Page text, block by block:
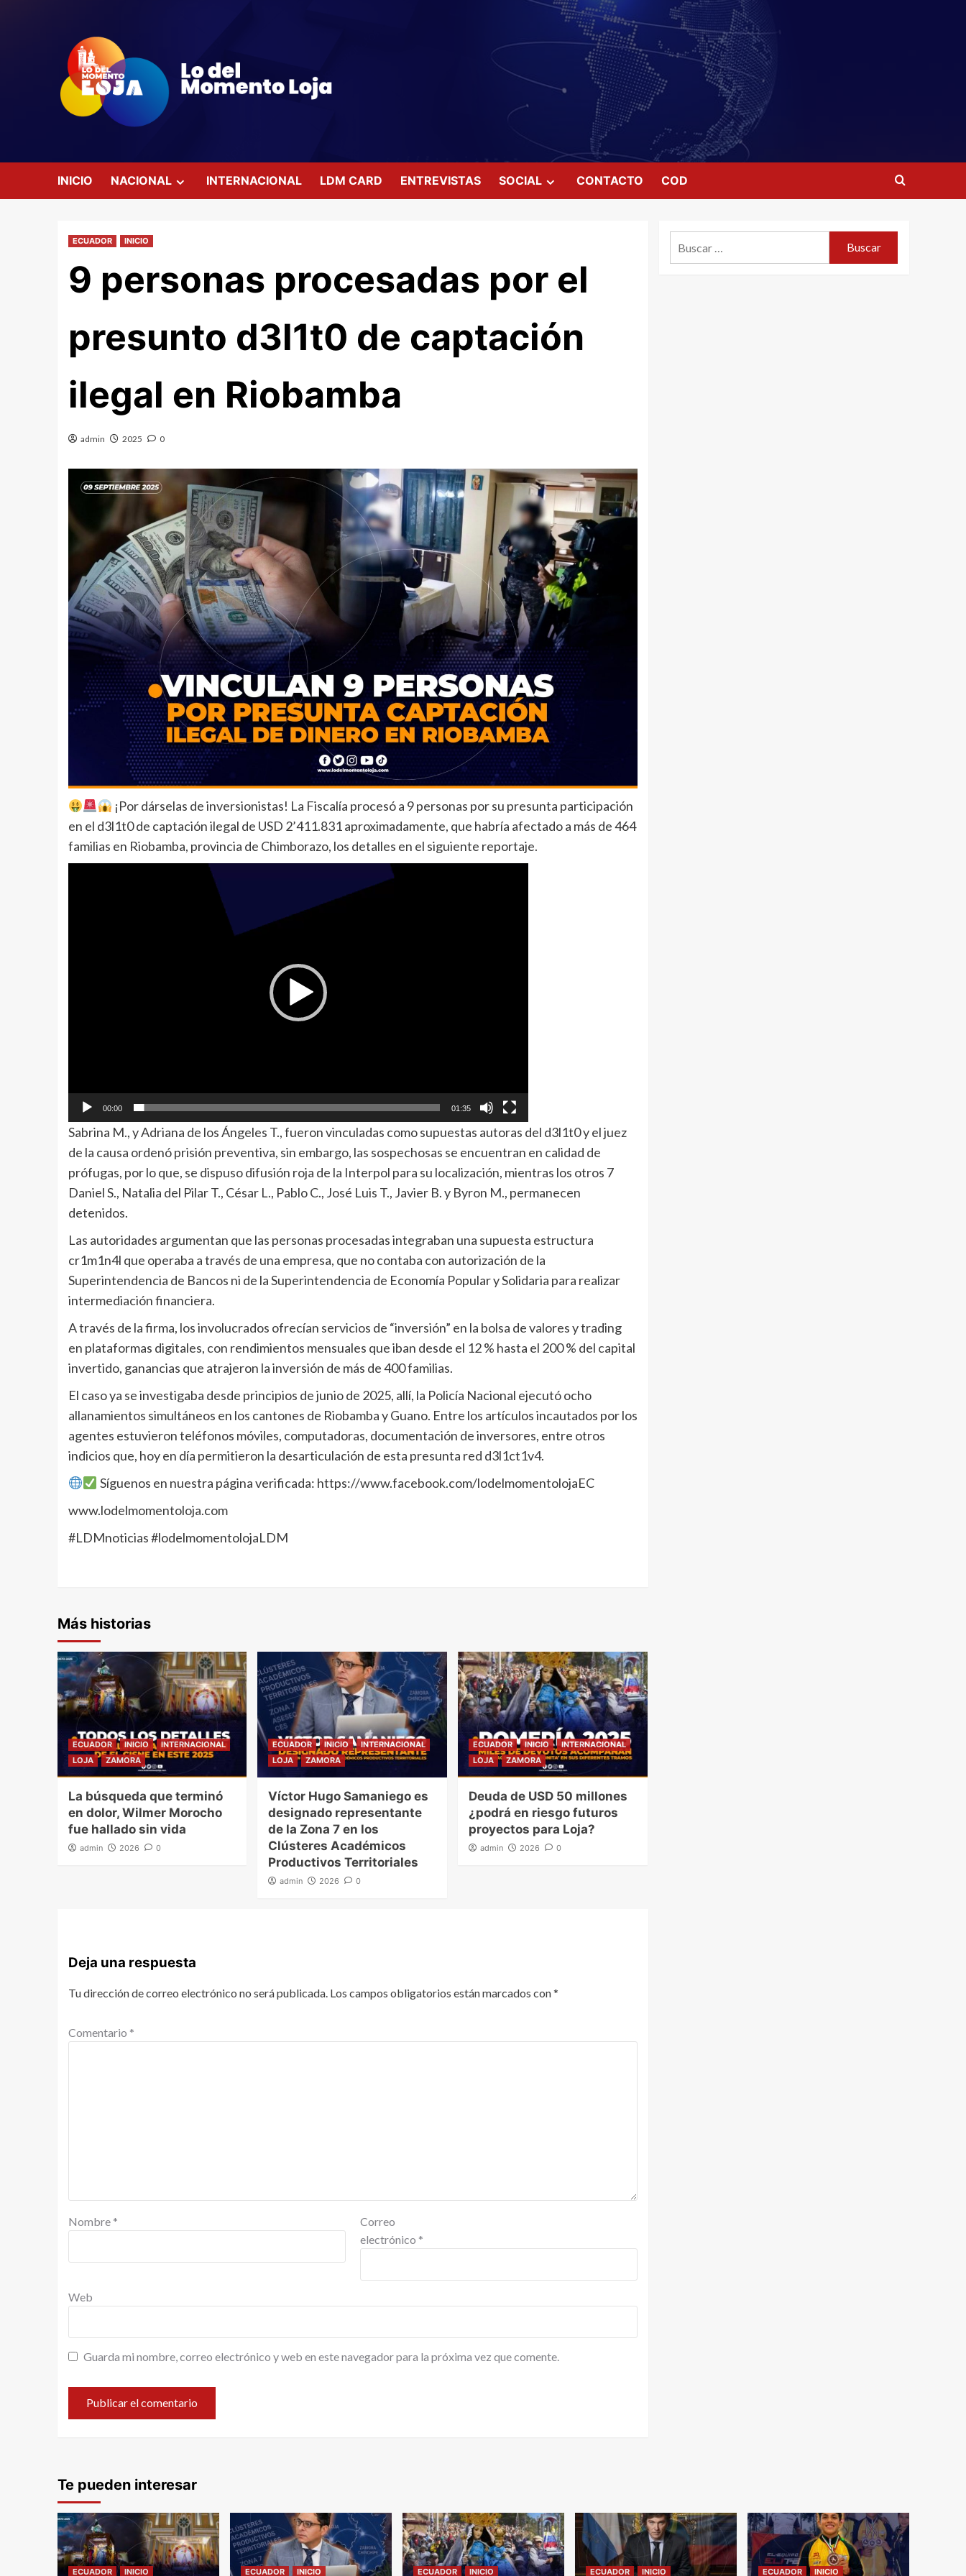
INICIO NACIONAL INTERNACIONAL LDM CARD ENTREVISTAS SOCIAL CONTACTO COD
ECUADOR INICIO
9 personas procesadas por el
presunto d3l1t0 de captación
ilegal en Riobamba
admin 2025 0
¡Por dárselas de inversionistas! La Fiscalía procesó a 9 personas por su presunta participación
en el d3l1t0 de captación ilegal de USD 2’411.831 aproximadamente, que habría afectado a más de 464
familias en Riobamba, provincia de Chimborazo, los detalles en el siguiente reportaje.
00:00 01:35
Sabrina M., y Adriana de los Ángeles T., fueron vinculadas como supuestas autoras del d3l1t0 y el juez
de la causa ordenó prisión preventiva, sin embargo, las sospechosas se encuentran en calidad de
prófugas, por lo que, se dispuso difusión roja de la Interpol para su localización, mientras los otros 7
Daniel S., Natalia del Pilar T., César L., Pablo C., José Luis T., Javier B. y Byron M., permanecen
detenidos.
Las autoridades argumentan que las personas procesadas integraban una supuesta estructura
cr1m1n4l que operaba a través de una empresa, que no contaba con autorización de la
Superintendencia de Bancos ni de la Superintendencia de Economía Popular y Solidaria para realizar
intermediación financiera.
A través de la firma, los involucrados ofrecían servicios de “inversión” en la bolsa de valores y trading
en plataformas digitales, con rendimientos mensuales que iban desde el 12 % hasta el 200 % del capital
invertido, ganancias que atrajeron la inversión de más de 400 familias.
El caso ya se investigaba desde principios de junio de 2025, allí, la Policía Nacional ejecutó ocho
allanamientos simultáneos en los cantones de Riobamba y Guano. Entre los artículos incautados por los
agentes estuvieron teléfonos móviles, computadoras, documentación de inversores, entre otros
indicios que, hoy en día permitieron la desarticulación de esta presunta red d3l1ct1v4.
Síguenos en nuestra página verificada: https://www.facebook.com/lodelmomentolojaEC
www.lodelmomentoloja.com
#LDMnoticias #lodelmomentolojaLDM
Más historias
ECUADOR INICIO
INTERNACIONAL
LOJA
ZAMORA
La búsqueda que terminó
en dolor, Wilmer Morocho
fue hallado sin vida
admin 2026 0
ECUADOR INICIO
INTERNACIONAL
LOJA
ZAMORA
Víctor Hugo Samaniego es
designado representante
de la Zona 7 en los
Clústeres Académicos
Productivos Territoriales
admin 2026 0
ECUADOR INICIO
INTERNACIONAL
LOJA
ZAMORA
Deuda de USD 50 millones
¿podrá en riesgo futuros
proyectos para Loja?
admin 2026 0
Deja una respuesta
Tu dirección de correo electrónico no será publicada. Los campos obligatorios están marcados con*
Comentario *
Nombre *
Correo
electrónico *
Web
Guarda mi nombre, correo electrónico y web en este navegador para la próxima vez que comente.
Te pueden interesar
ECUADOR INICIO ECUADOR INICIO ECUADOR INICIO ECUADOR INICIO ECUADOR INICIO